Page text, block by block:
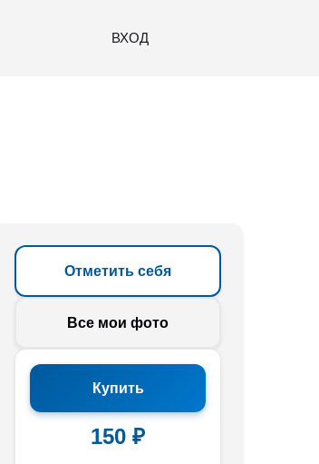
ВХОД
Отметить себя
Все мои фото
Купить
150 ₽